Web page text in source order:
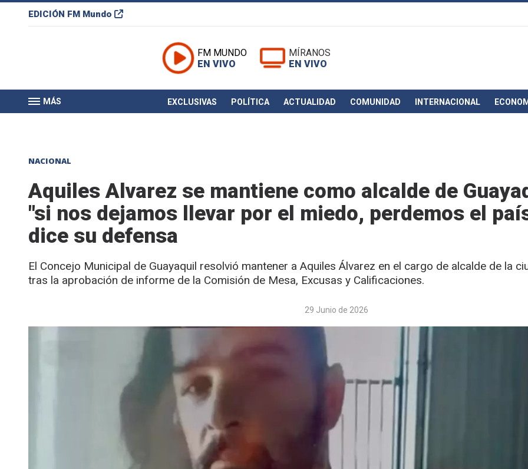
EDICIÓN FM Mundo
FM MUNDO
EN VIVO
MÍRANOS
EN VIVO
MÁS EXCLUSIVAS POLÍTICA ACTUALIDAD COMUNIDAD INTERNACIONAL
NACIONAL
Aquiles Alvarez se mantiene como alcalde de
"si nos dejamos llevar por el miedo, perdemos el
dice su defensa
El Concejo Municipal de Guayaquil resolvió mantener a Aquiles Álvarez en el cargo de alcalde de la
tras la aprobación de informe de la Comisión de Mesa, Excusas y Calificaciones.
29 Junio de 2026